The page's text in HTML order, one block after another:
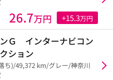
26.7万円 +15.3万円
Ｇ インターナビコン
ション
ち)/49,372 km/グレー/神奈川